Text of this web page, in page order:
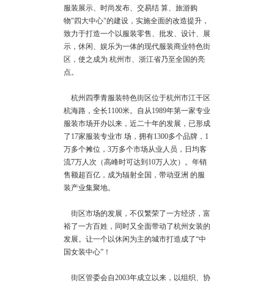
服装展示、时尚发布、交易结 算、旅游购
物"四大中心"的建设，实施全面的改造提升，
致力于打造一个以服装零售、批发、设计、展
示，休闲、娱乐为一体的现代服装商业特色街
区，使之成为 杭州市、浙江省乃至全国的亮
点。
杭州四季青服装特色街区位于杭州市江干区
杭海路，全长1100米。自从1989年第一家专业
服装市场开办以来，近二十年的发展，已形成
了17家服装专业市 场，拥有1300多个品牌，1
万多个摊位，3万多个市场从业人员，日均客
流7万人次（高峰时可达到10万人次）。年销
售额超百亿，成为辐射全国，带动亚洲 的服
装产业集聚地。
街区市场的发展，不仅繁荣了一方经济，富
裕了一方百姓，同时又全面带动了杭州女装的
发展。让一个以休闲为主的城市打造成了“中
国女装中心”！
街区管委会自2003年成立以来，以组织、协